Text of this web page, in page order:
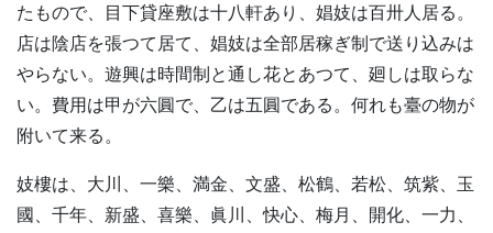
たもので、目下貸座敷は十八軒あり、娼妓は百卅人居る。
店は陰店を張つて居て、娼妓は全部居稼ぎ制で送り込みは
やらない。遊興は時間制と通し花とあつて、廻しは取らな
い。費用は甲が六圓で、乙は五圓である。何れも臺の物が
附いて来る。
妓樓は、大川、一樂、満金、文盛、松鶴、若松、筑紫、玉
國、千年、新盛、喜樂、眞川、快心、梅月、開化、一力、